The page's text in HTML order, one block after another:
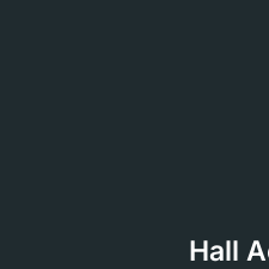
Hall